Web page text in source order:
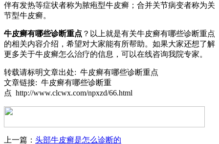
伴有发热等症状者称为脓疱型牛皮癣；合并关节病变者称为关
节型牛皮癣。
牛皮癣有哪些诊断重点 ？以上就是有关牛皮癣有哪些诊断重点
的相关内容介绍，希望对大家能有所帮助。如果大家还想了解
更多关于牛皮癣怎么治疗的信息，可以在线咨询我院专家。
转载请标明文章出处: 牛皮癣有哪些诊断重点
文章链接: 牛皮癣有哪些诊断重
点 http://www.clcwx.com/npxzd/66.html
上一篇： 头部牛皮癣是怎么诊断的